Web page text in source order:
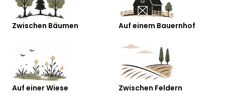
Zwischen Bäumen Auf einem Bauernhof
Auf einer Wiese Zwischen Feldern